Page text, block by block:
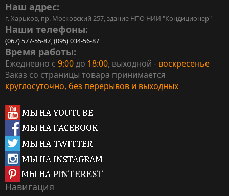
Наш адрес:
г. Харьков, пр. Московский 257, здание НПО НИИ "Кондиционер"
Наши телефоны:
(067) 577-55-87,(095) 034-56-87
Время работы:
Ежедневно с 9:00до 18:00, выходной - воскресенье
Заказ со страницы товара принимается
круглосуточно, без перерывов и выходных
Навигация